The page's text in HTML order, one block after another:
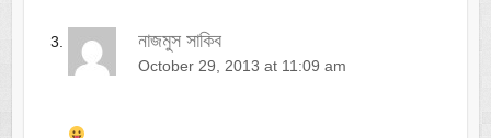
নাজমুস সাকিব
October 29, 2013 at 11:09 am